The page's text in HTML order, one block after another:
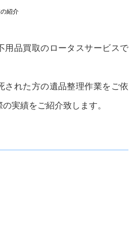
紹介
用品買取のロータスサービスで
された方の遺品整理作業をご依
実績をご紹介致します。